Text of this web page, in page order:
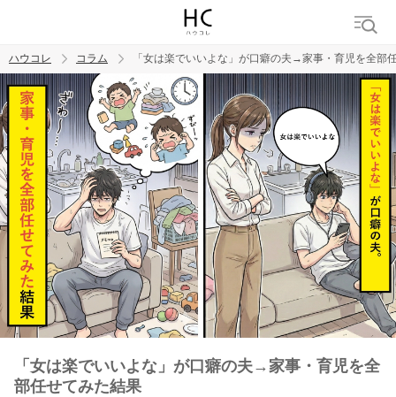
トレンド ワード
男の本音 男ウケ NG行動 彼女 イイ女 婚活
ハウコレ コラム 「女は楽でいいよな」が口癖の夫→家事・育児を全部
「女は楽でいいよな」が口癖の夫→家事・育児を全
部任せてみた結果